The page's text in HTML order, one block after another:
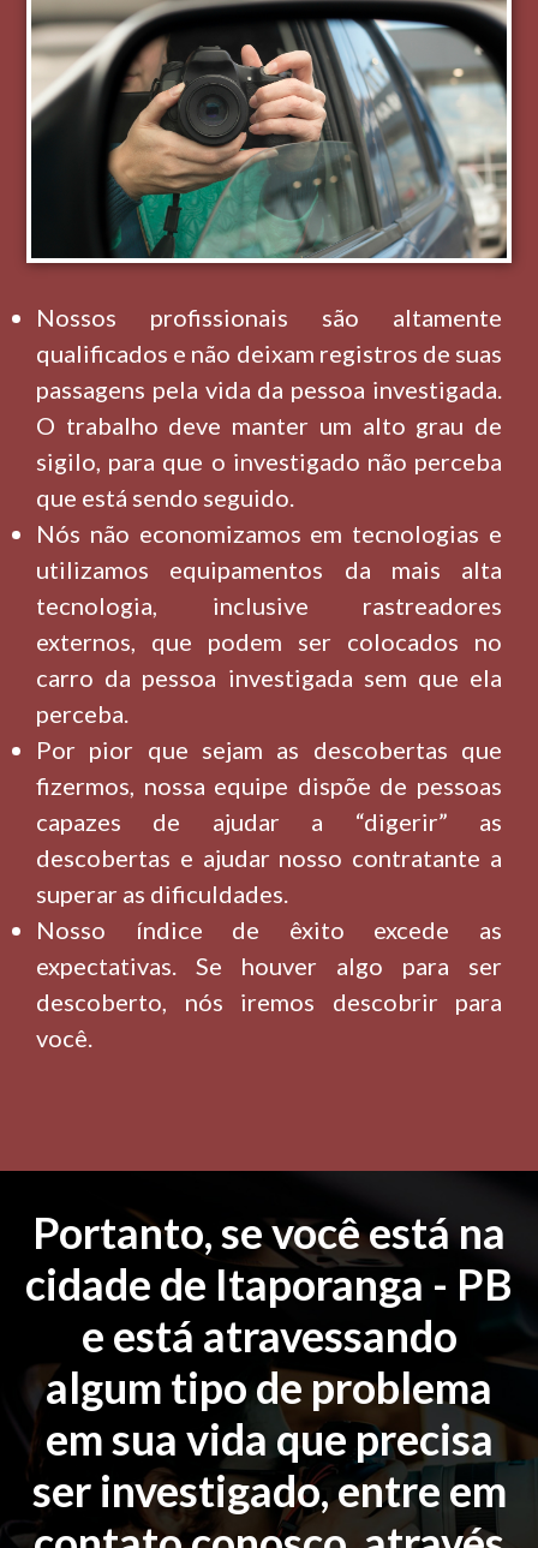
Nossos profissionais são altamente
qualificados e não deixam registros de suas
passagens pela vida da pessoa investigada.
O trabalho deve manter um alto grau de
sigilo, para que o investigado não perceba
que está sendo seguido.
Nós não economizamos em tecnologias e
utilizamos equipamentos da mais alta
tecnologia, inclusive rastreadores
externos, que podem ser colocados no
carro da pessoa investigada sem que ela
perceba.
Por pior que sejam as descobertas que
fizermos, nossa equipe dispõe de pessoas
capazes de ajudar a “digerir” as
descobertas e ajudar nosso contratante a
superar as dificuldades.
Nosso índice de êxito excede as
expectativas. Se houver algo para ser
descoberto, nós iremos descobrir para
você.
Portanto, se você está na
cidade de Itaporanga - PB
e está atravessando
algum tipo de problema
em sua vida que precisa
ser investigado, entre em